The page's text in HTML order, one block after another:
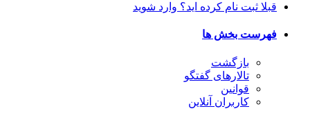
قبلا ثبت نام کرده اید؟ وارد شوید
فهرست بخش ها
بازگشت
تالارهای گفتگو
قوانین
کاربران آنلاین